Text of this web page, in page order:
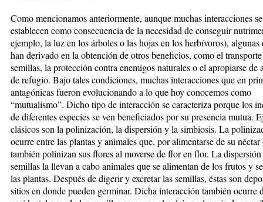
Como mencionamos anteriormente, aunque muchas interacciones se
establecen como consecuencia de la necesidad de conseguir
ejemplo, la luz en los árboles o las hojas en los herbívoros), algunas
han derivado en la obtención de otros beneficios, como el
semillas, la protección contra enemigos naturales o el apropiarse de
de refugio. Bajo tales condiciones, muchas interacciones que en
antagónicas fueron evolucionando a lo que hoy conocemos como
“mutualismo”. Dicho tipo de interacción se caracteriza porque los
de diferentes especies se ven beneficiados por su presencia mutua.
clásicos son la polinización, la dispersión y la simbiosis. La
ocurre entre las plantas y animales que, por alimentarse de su
también polinizan sus flores al moverse de flor en flor. La
semillas la llevan a cabo animales que se alimentan de los frutos y
las plantas. Después de digerir y excretar las semillas, éstas son
sitios en donde pueden germinar. Dicha interacción también ocurre